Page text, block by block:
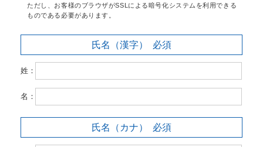
ただし、お客様のブラウザがSSLによる暗号化システムを利用できる
ものである必要があります。
氏名（漢字） 必須
姓：
名：
氏名（カナ） 必須